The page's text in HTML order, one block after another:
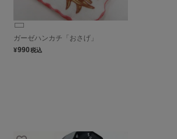
ガーゼハンカチ「おさげ」
¥990税込